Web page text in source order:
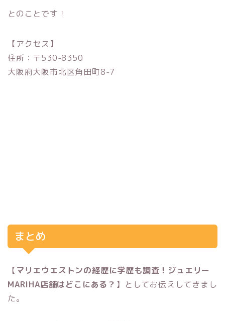
とのことです！
【アクセス】
住所：〒530-8350
大阪府大阪市北区角田町8-7
まとめ
【 マリエウエストンの経歴に学歴も調査！ジュエリー
MARIHA店舗はどこにある？ 】としてお伝えしてきまし
た。